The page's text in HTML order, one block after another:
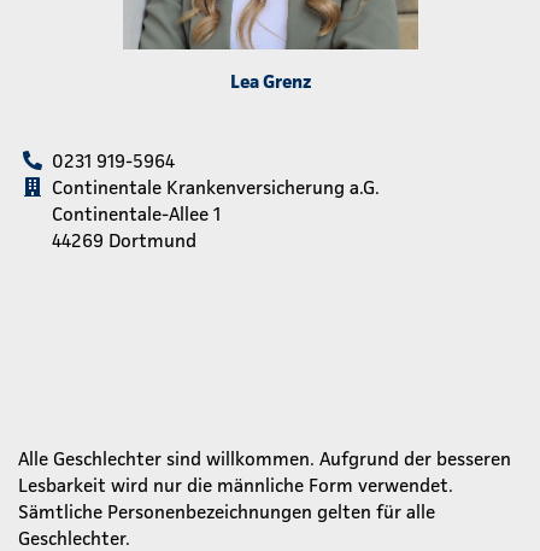
Lea Grenz
0231 919-5964
Continentale Krankenversicherung a.G.
Continentale-Allee 1
44269 Dortmund
Alle Geschlechter sind willkommen. Aufgrund der besseren
Lesbarkeit wird nur die männliche Form verwendet.
Sämtliche Personenbezeichnungen gelten für alle
Geschlechter.